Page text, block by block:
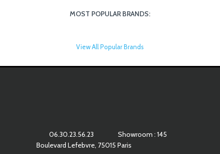
MOST POPULAR BRANDS:
View All Popular Brands
06.30.23.56.23
Showroom : 145
Boulevard Lefebvre, 75015 Paris